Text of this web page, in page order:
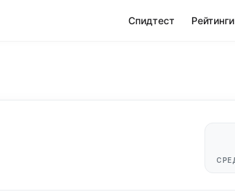
Спидтест Рейтинги